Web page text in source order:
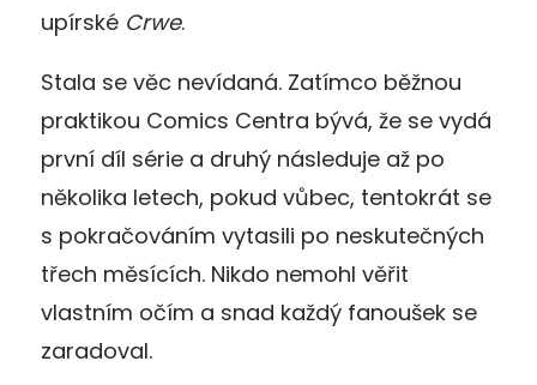
upírské Crwe.
Stala se věc nevídaná. Zatímco běžnou
praktikou Comics Centra bývá, že se vydá
první díl série a druhý následuje až po
několika letech, pokud vůbec, tentokrát se
s pokračováním vytasili po neskutečných
třech měsících. Nikdo nemohl věřit
vlastním očím a snad každý fanoušek se
zaradoval.